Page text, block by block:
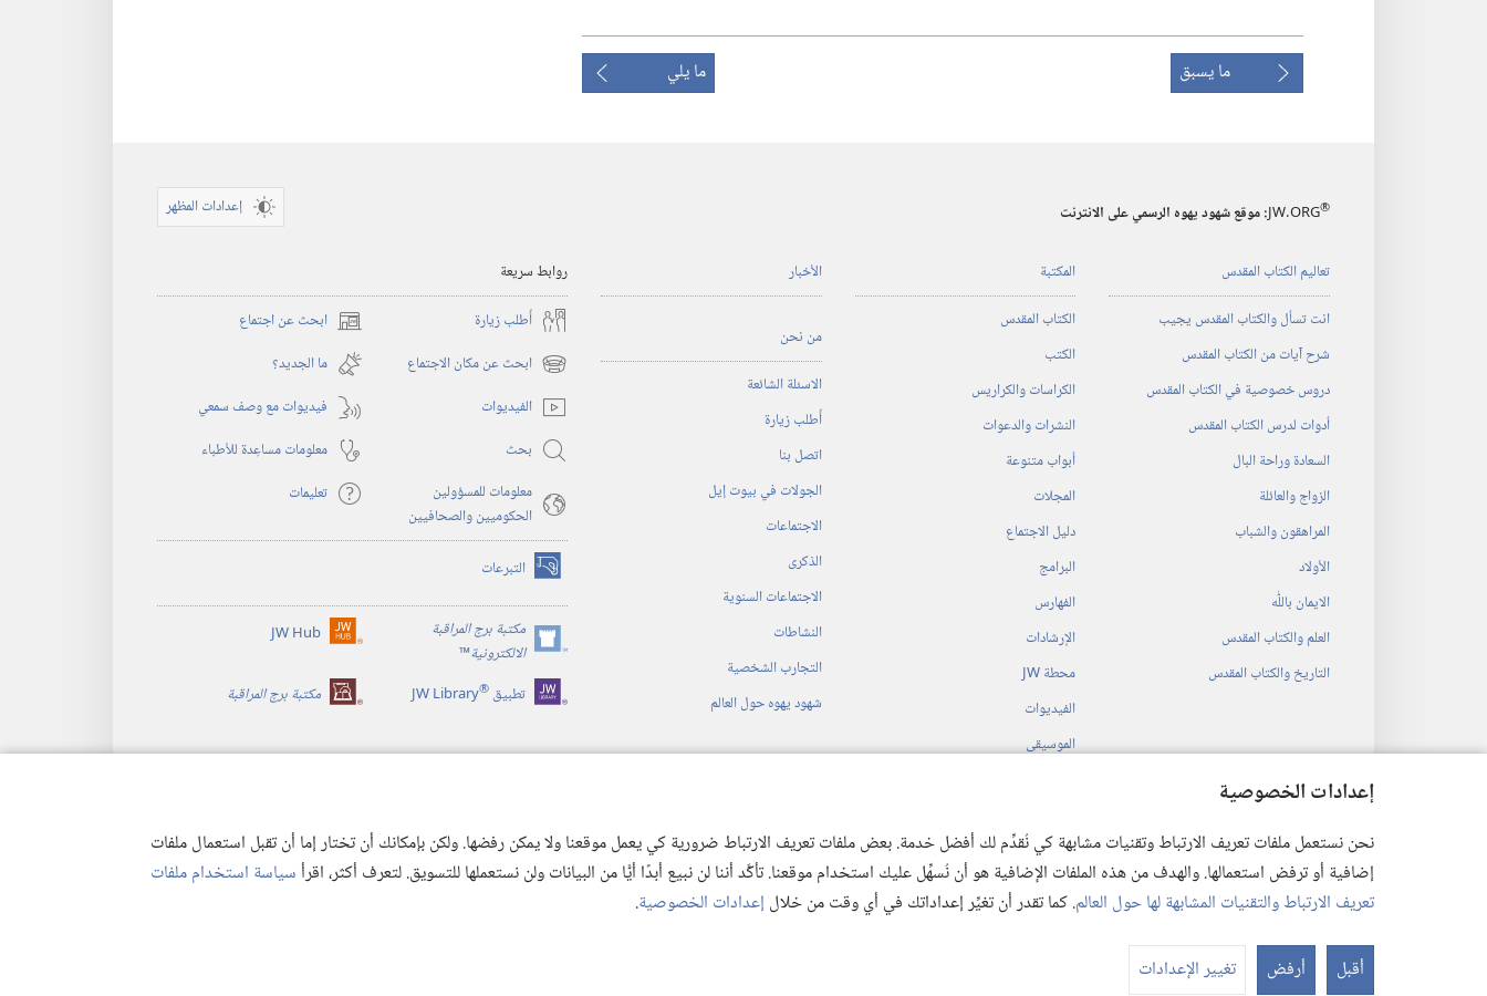
إعدادات الخصوصية
نحن نستعمل ملفات تعريف الارتباط وتقنيات مشابهة كي نُقدِّم لك أفضل خدمة. بعض ملفات تعريف الارتباط ضرورية كي يعمل موقعنا ولا يمكن رفضها. ولكن بإمكانك أن تختار إما أن تقبل استعمال ملفات
إضافية أو ترفض استعمالها. والهدف من هذه الملفات الإضافية هو أن نُسهِّل عليك استخدام موقعنا. تأكَّد أننا لن نبيع أبدًا أيًّا من البيانات ولن نستعملها للتسويق. لتعرف أكثر، اقرأسياسة استخدام ملفات
تعريف الارتباط والتقنيات المشابهة لها حول العالم. كما تقدر أن تغيِّر إعداداتك في أي وقت من خلال إعدادات الخصوصية.
أقبل أرفض تغيير الإعدادات
ما يسبق ما يلي
JW.ORG® :‏ موقع شهود يهوه الرسمي على الانترنت إعدادات المظهر
تعاليم الكتاب المقدس
انت تسأل والكتاب المقدس يجيب
شرح آيات من الكتاب المقدس
دروس خصوصية في الكتاب المقدس
أدوات لدرس الكتاب المقدس
السعادة وراحة البال
الزواج والعائلة
المراهقون والشباب
الأولاد
الايمان باللّٰه
العلم والكتاب المقدس
التاريخ والكتاب المقدس
المكتبة
الكتاب المقدس
الكتب
الكراسات والكراريس
النشرات والدعوات
أبواب متنوعة
المجلات
دليل الاجتماع
البرامج
الفهارس
الإرشادات
محطة‏ ‏JW
الفيديوات
الموسيقى
الأخبار
من نحن
الاسئلة الشائعة
أُطلب زيارة
اتصل بنا
الجولات في بيوت إيل
الاجتماعات
الذكرى
الاجتماعات السنوية
النشاطات
التجارب الشخصية
شهود يهوه حول العالم
روابط سريعة
أُطلب زيارة
ابحث عن اجتماع (يفتح
نافذة
جديدة)
ابحث عن مكان الاجتماع (يفتح
نافذة
جديدة)
ما الجديد؟‏
الفيديوات
فيديوات مع وصف سمعي
بحث
معلومات مساعِدة للأطباء
معلومات للمسؤولين
الحكوميين والصحافيين
تعليمات
التبرعات (يفتح
نافذة
جديدة) مكتبة برج المراقبة
الالكترونية™
(يفتح
نافذة
جديدة)
JW Hub (يفتح
جديدة)
تطبيق ®
JW Library مكتبة برج المراقبة
© 2026 .Watch Tower Bible and Tract Society of Pennsylvania